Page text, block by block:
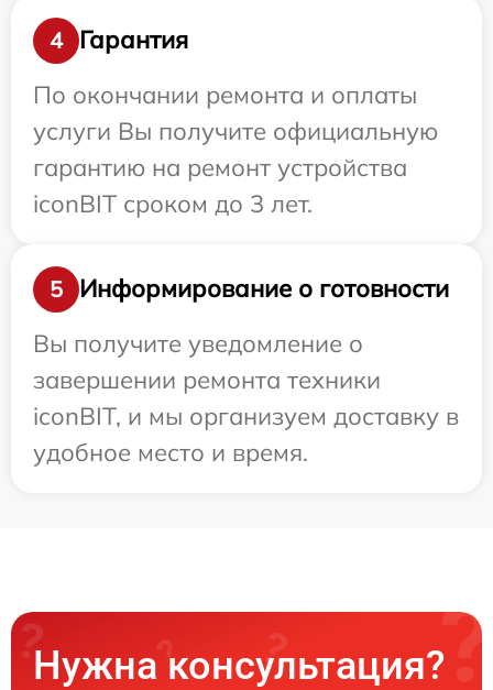
4
Гарантия
По окончании ремонта и оплаты
услуги Вы получите официальную
гарантию на ремонт устройства
iconBIT сроком до 3 лет.
5
Информирование о готовности
Вы получите уведомление о
завершении ремонта техники
iconBIT, и мы организуем доставку в
удобное место и время.
Нужна консультация?